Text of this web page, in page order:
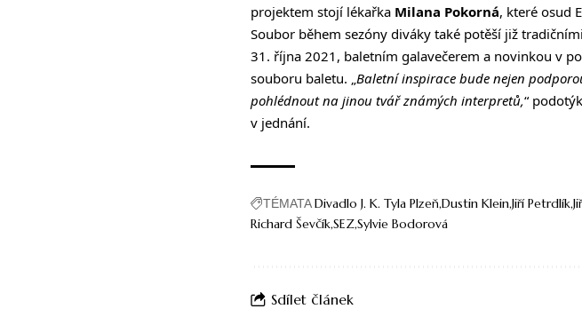
projektem stojí lékařka Milana Pokorná, které osud
Soubor během sezóny diváky také potěší již tradičními
31. října 2021, baletním galavečerem a novinkou v
souboru baletu. „Baletní inspirace bude nejen
pohlédnout na jinou tvář známých interpretů,“
v jednání.
TÉMATADivadlo J. K. Tyla PlzeňDustin KleinJiří Petrdlík
Richard ŠevčíkSEZSylvie Bodorová
Sdílet článek